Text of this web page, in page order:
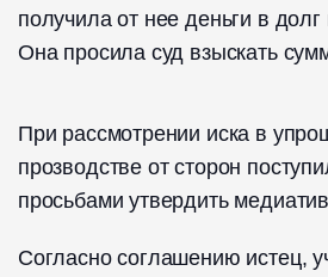
получила от нее деньги в
Она просила суд взыскать
При рассмотрении иска в
прозводстве от сторон
просьбами утвердить
Согласно соглашению истец,